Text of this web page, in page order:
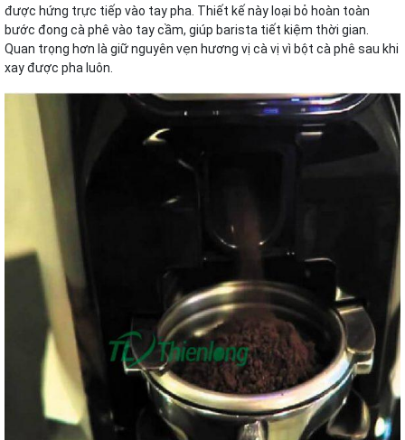
được hứng trực tiếp vào tay pha. Thiết kế này loại bỏ hoàn toàn
bước đong cà phê vào tay cầm, giúp barista tiết kiệm thời gian.
Quan trọng hơn là giữ nguyên vẹn hương vị cà vị vì bột cà phê sau khi
xay được pha luôn.